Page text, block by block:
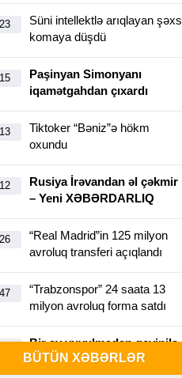
Süni intellektlə arıqlayan şəxs
komaya düşdü
Paşinyan Simonyanı
iqamətgahdan çıxardı
Tiktoker “Bəniz”ə hökm
oxundu
Rusiya İrəvandan əl çəkmir
– Yeni XƏBƏRDARLIQ
“Real Madrid”in 125 milyon
avroluq transferi açıqlandı
“Trabzonspor” 24 saata 13
milyon avroluq forma satdı
Bir ay yuyulmadan geyinilə
bilən futbolka yaradıldı-
BÜTÜN XƏBƏRLƏR